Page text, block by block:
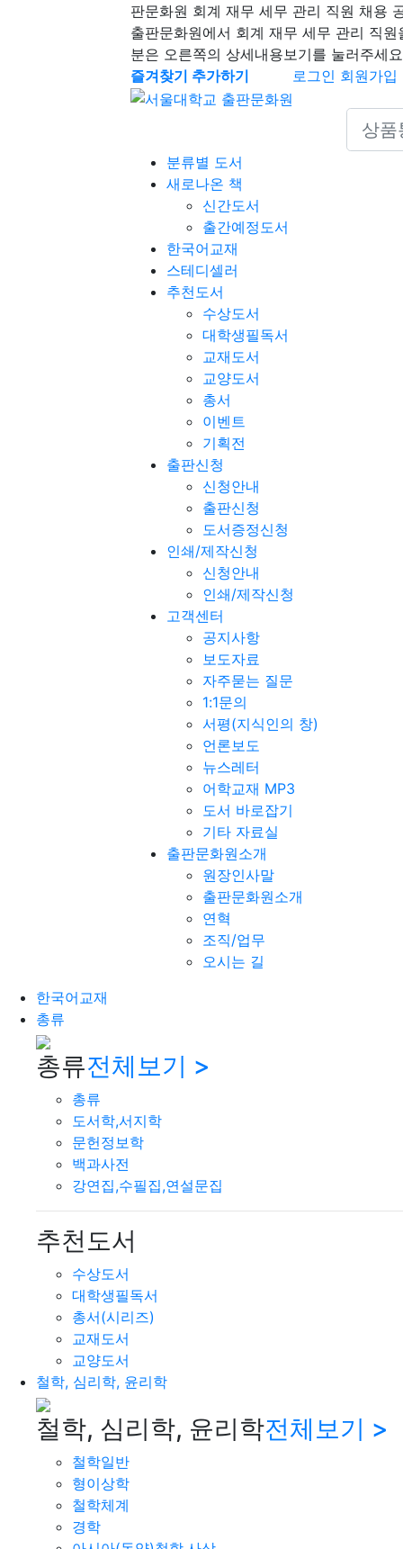
판문화원 회계 재무 세무 관리 직원 채용
출판문화원에서 회계 재무 세무 관리 직
분은 오른쪽의 상세내용보기를 눌러주세
즐겨찾기 추가하기
로그인 회원가입
Search
분류별 도서
새로나온 책
신간도서
출간예정도서
한국어교재
스테디셀러
추천도서
수상도서
대학생필독서
교재도서
교양도서
총서
이벤트
기획전
출판신청
신청안내
출판신청
도서증정신청
인쇄/제작신청
신청안내
인쇄/제작신청
고객센터
공지사항
보도자료
자주묻는 질문
1:1문의
서평(지식인의 창)
언론보도
뉴스레터
어학교재 MP3
도서 바로잡기
기타 자료실
출판문화원소개
원장인사말
출판문화원소개
연혁
조직/업무
오시는 길
한국어교재
총류
총류전체보기 >
총류
도서학,서지학
문헌정보학
백과사전
강연집,수필집,연설문집
추천도서
수상도서
대학생필독서
총서(시리즈)
교재도서
교양도서
철학, 심리학, 윤리학
철학, 심리학, 윤리학전체보기 >
철학일반
형이상학
철학체계
경학